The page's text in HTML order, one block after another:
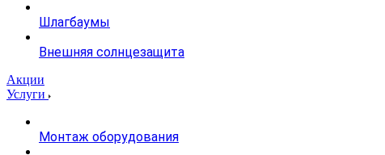
Шлагбаумы
Внешняя солнцезащита
Акции
Услуги
Монтаж оборудования